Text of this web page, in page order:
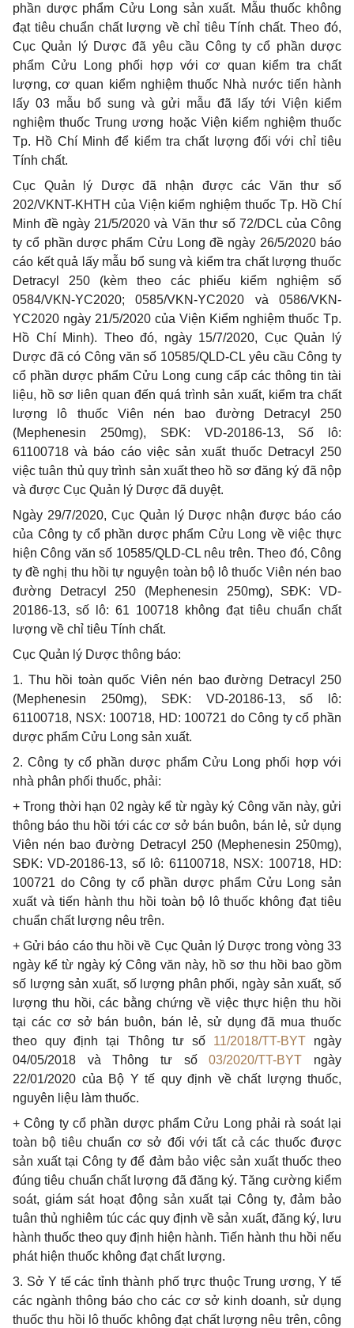
phần dược phẩm Cửu Long sản xuất. Mẫu thuốc không
đạt tiêu chuẩn chất lượng về chỉ tiêu Tính chất. Theo đó,
Cục Quản lý Dược đã yêu cầu Công ty cổ phần dược
phẩm Cửu Long phối hợp với cơ quan kiểm tra chất
lượng, cơ quan kiểm nghiệm thuốc Nhà nước tiến hành
lấy 03 mẫu bổ sung và gửi mẫu đã lấy tới Viện kiểm
nghiệm thuốc Trung ương hoặc Viện kiểm nghiệm thuốc
Tp. Hồ Chí Minh để kiểm tra chất lượng đối với chỉ tiêu
Tính chất.
Cục Quản lý Dược đã nhận được các Văn thư số
202/VKNT-KHTH của Viện kiểm nghiệm thuốc Tp. Hồ Chí
Minh đề ngày 21/5/2020 và Văn thư số 72/DCL của Công
ty cổ phần dược phẩm Cửu Long đề ngày 26/5/2020 báo
cáo kết quả lấy mẫu bổ sung và kiểm tra chất lượng thuốc
Detracyl 250 (kèm theo các phiếu kiểm nghiệm số
0584/VKN-YC2020; 0585/VKN-YC2020 và 0586/VKN-
YC2020 ngày 21/5/2020 của Viện Kiểm nghiệm thuốc Tp.
Hồ Chí Minh). Theo đó, ngày 15/7/2020, Cục Quản lý
Dược đã có Công văn số 10585/QLD-CL yêu cầu Công ty
cổ phần dược phẩm Cửu Long cung cấp các thông tin tài
liệu, hồ sơ liên quan đến quá trình sản xuất, kiểm tra chất
lượng lô thuốc Viên nén bao đường Detracyl 250
(Mephenesin 250mg), SĐK: VD-20186-13, Số lô:
61100718 và báo cáo việc sản xuất thuốc Detracyl 250
việc tuân thủ quy trình sản xuất theo hồ sơ đăng ký đã nộp
và được Cục Quản lý Dược đã duyệt.
Ngày 29/7/2020, Cục Quản lý Dược nhận được báo cáo
của Công ty cổ phần dược phẩm Cửu Long về việc thực
hiện Công văn số 10585/QLD-CL nêu trên. Theo đó, Công
ty đề nghị thu hồi tự nguyện toàn bộ lô thuốc Viên nén bao
đường Detracyl 250 (Mephenesin 250mg), SĐK: VD-
20186-13, số lô: 61 100718 không đạt tiêu chuẩn chất
lượng về chỉ tiêu Tính chất.
Cục Quản lý Dược thông báo:
1. Thu hồi toàn quốc Viên nén bao đường Detracyl 250
(Mephenesin 250mg), SĐK: VD-20186-13, số lô:
61100718, NSX: 100718, HD: 100721 do Công ty cổ phần
dược phẩm Cửu Long sản xuất.
2. Công ty cổ phần dược phẩm Cửu Long phối hợp với
nhà phân phối thuốc, phải:
+ Trong thời hạn 02 ngày kể từ ngày ký Công văn này, gửi
thông báo thu hồi tới các cơ sở bán buôn, bán lẻ, sử dụng
Viên nén bao đường Detracyl 250 (Mephenesin 250mg),
SĐK: VD-20186-13, số lô: 61100718, NSX: 100718, HD:
100721 do Công ty cổ phần dược phẩm Cửu Long sản
xuất và tiến hành thu hồi toàn bộ lô thuốc không đạt tiêu
chuẩn chất lượng nêu trên.
+ Gửi báo cáo thu hồi về Cục Quản lý Dược trong vòng 33
ngày kể từ ngày ký Công văn này, hồ sơ thu hồi bao gồm
số lượng sản xuất, số lượng phân phối, ngày sản xuất, số
lượng thu hồi, các bằng chứng về việc thực hiện thu hồi
tại các cơ sở bán buôn, bán lẻ, sử dụng đã mua thuốc
theo quy định tại Thông tư số 11/2018/TT-BYTngày
04/05/2018 và Thông tư số03/2020/TT-BYT ngày
22/01/2020 của Bộ Y tế quy định về chất lượng thuốc,
nguyên liệu làm thuốc.
+ Công ty cổ phần dược phẩm Cửu Long phải rà soát lại
toàn bộ tiêu chuẩn cơ sở đối với tất cả các thuốc được
sản xuất tại Công ty để đảm bảo việc sản xuất thuốc theo
đúng tiêu chuẩn chất lượng đã đăng ký. Tăng cường kiểm
soát, giám sát hoạt động sản xuất tại Công ty, đảm bảo
tuân thủ nghiêm túc các quy định về sản xuất, đăng ký, lưu
hành thuốc theo quy định hiện hành. Tiến hành thu hồi nếu
phát hiện thuốc không đạt chất lượng.
3. Sở Y tế các tỉnh thành phố trực thuộc Trung ương, Y tế
các ngành thông báo cho các cơ sở kinh doanh, sử dụng
thuốc thu hồi lô thuốc không đạt chất lượng nêu trên, công